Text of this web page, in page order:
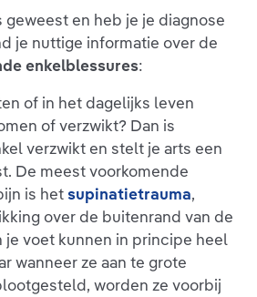
geweest en heb je je diagnose
je nuttige informatie over de
enkelblessures:
of in het dagelijks leven
of verzwikt? Dan is
verzwikt en stelt je arts een
De meest voorkomende
is het supinatietrauma,
over de buitenrand van de
je voet kunnen in principe heel
wanneer ze aan te grote
worden ze voorbij